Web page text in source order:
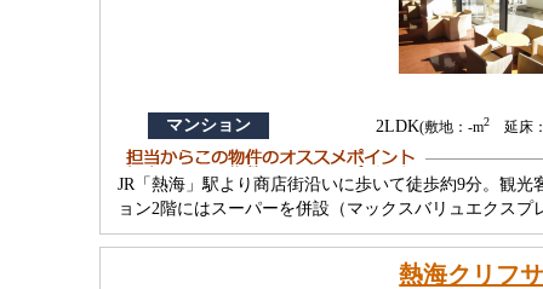
マンション 2LDK(敷地：-m2 延床
JR「熱海」駅より商店街沿いに歩いて徒歩約9分。観
ョン2階にはスーパーを併設（マックスバリュエクス
熱海クリフ